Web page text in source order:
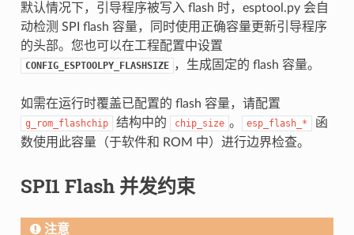
默认情况下，引导程序被写入 flash 时，esptool.py 会自
动检测 SPI flash 容量，同时使用正确容量更新引导程序
的头部。您也可以在工程配置中设置
CONFIG_ESPTOOLPY_FLASHSIZE ，生成固定的 flash 容量。
如需在运行时覆盖已配置的 flash 容量，请配置
g_rom_flashchip 结构中的 chip_size 。 esp_flash_*
函
数使用此容量（于软件和 ROM 中）进行边界检查。
SPI1 Flash 并发约束
注意